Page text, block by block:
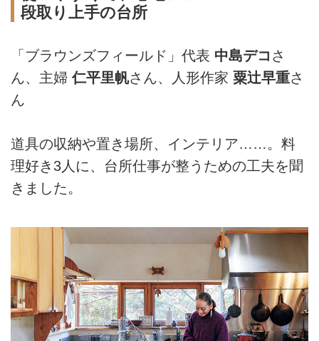
段取り上手の台所
「ブラウンズフィールド」代表 中島デコ さ
ん、主婦仁平里帆さん、人形作家 粟辻早重さ
ん
道具の収納や置き場所、インテリア……。料
理好き3人に、台所仕事が整うための工夫を聞
きました。